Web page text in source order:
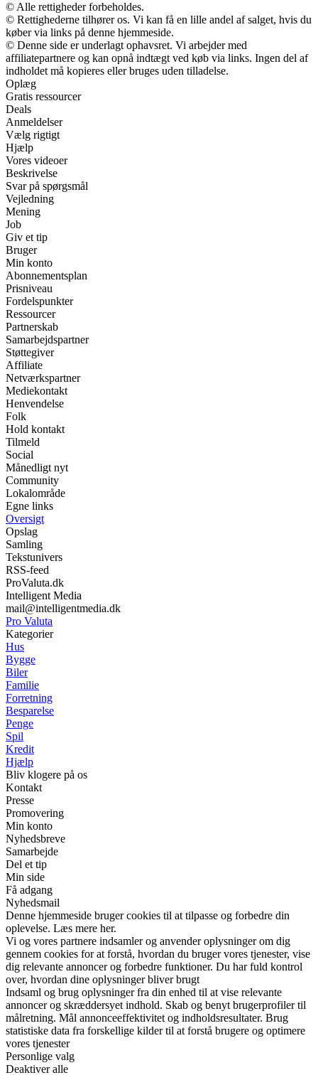
© Alle rettigheder forbeholdes.
© Rettighederne tilhører os. Vi kan få en lille andel af salget, hvis du
køber via links på denne hjemmeside.
© Denne side er underlagt ophavsret. Vi arbejder med
affiliatepartnere og kan opnå indtægt ved køb via links. Ingen del af
indholdet må kopieres eller bruges uden tilladelse.
Oplæg
Gratis ressourcer
Deals
Anmeldelser
Vælg rigtigt
Hjælp
Vores videoer
Beskrivelse
Svar på spørgsmål
Vejledning
Mening
Job
Giv et tip
Bruger
Min konto
Abonnementsplan
Prisniveau
Fordelspunkter
Ressourcer
Partnerskab
Samarbejdspartner
Støttegiver
Affiliate
Netværkspartner
Mediekontakt
Henvendelse
Folk
Hold kontakt
Tilmeld
Social
Månedligt nyt
Community
Lokalområde
Egne links
Oversigt
Opslag
Samling
Tekstunivers
RSS-feed
ProValuta.dk
Intelligent Media
mail@intelligentmedia.dk
Pro Valuta
Kategorier
Hus
Bygge
Biler
Familie
Forretning
Besparelse
Penge
Spil
Kredit
Hjælp
Bliv klogere på os
Kontakt
Presse
Promovering
Min konto
Nyhedsbreve
Samarbejde
Del et tip
Min side
Få adgang
Nyhedsmail
Denne hjemmeside bruger cookies til at tilpasse og forbedre din
oplevelse. Læs mere her.
Vi og vores partnere indsamler og anvender oplysninger om dig
gennem cookies for at forstå, hvordan du bruger vores tjenester, vise
dig relevante annoncer og forbedre funktioner. Du har fuld kontrol
over, hvordan dine oplysninger bliver brugt
Indsaml og brug oplysninger fra din enhed til at vise relevante
annoncer og skræddersyet indhold. Skab og benyt brugerprofiler til
målretning. Mål annonceeffektivitet og indholdsresultater. Brug
statistiske data fra forskellige kilder til at forstå brugere og optimere
vores tjenester
Personlige valg
Deaktiver alle